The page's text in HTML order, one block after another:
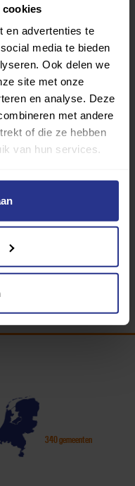
cookies
en advertenties te
media te bieden
Ook delen we
site met onze
en analyse. Deze
met andere
of die ze hebben
van hun services.
op de
verantwoordelijk voor
340 gemeenten